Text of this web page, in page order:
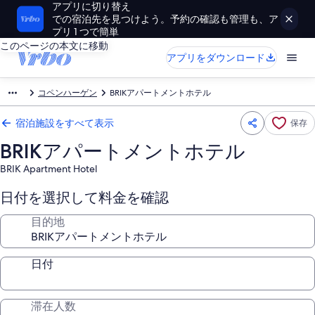
アプリに切り替え
での宿泊先を見つけよう。予約の確認も管理も、ア
プリ 1 つで簡単
このページの本文に移動
アプリをダウンロード
コペンハーゲン BRIKアパートメントホテル
宿泊施設をすべて表示 保存
BRIKアパートメントホテル
BRIK Apartment Hotel
日付を選択して料金を確認
目的地
日付
滞在人数